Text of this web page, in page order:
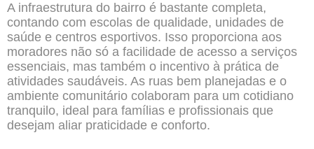
A infraestrutura do bairro é bastante completa,
contando com escolas de qualidade, unidades de
saúde e centros esportivos. Isso proporciona aos
moradores não só a facilidade de acesso a serviços
essenciais, mas também o incentivo à prática de
atividades saudáveis. As ruas bem planejadas e o
ambiente comunitário colaboram para um cotidiano
tranquilo, ideal para famílias e profissionais que
desejam aliar praticidade e conforto.